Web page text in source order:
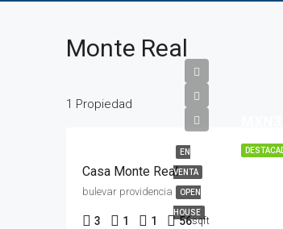
Monte Real
1 Propiedad
EN
VENTA
OPEN
HOUSE
Casa Monte Real
bulevar providencia
3 1 1 56sqft